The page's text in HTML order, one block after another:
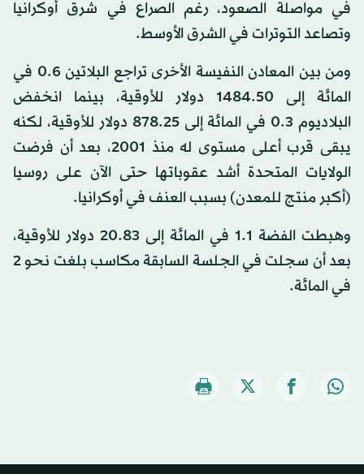
في مواصلة الصعود، رغم الصراع في شرق أوكرانيا
وتصاعد التوترات في الشرق الأوسط.
ومن بين المعادن النفيسة الأخرى تراجع البلاتين 6.‏0 في
المائة إلى 50.‏1484 دولار للأوقية، بينما انخفض
البلاديوم 3.‏0 في المائة إلى 25.‏878 دولار للأوقية، لكنه
يبقى قرب أعلى مستوى له منذ 2001، بعد أن فرضت
الولايات المتحدة أشد عقوباتها حتى الآن على روسيا
(أكبر منتج للمعدن) بسبب العنف في أوكرانيا.
وهبطت الفضة 1.‏1 في المائة إلى 83.‏20 دولار للأوقية،
بعد أن سجلت في الجلسة السابقة مكاسب بلغت نحو 2
في المائة.